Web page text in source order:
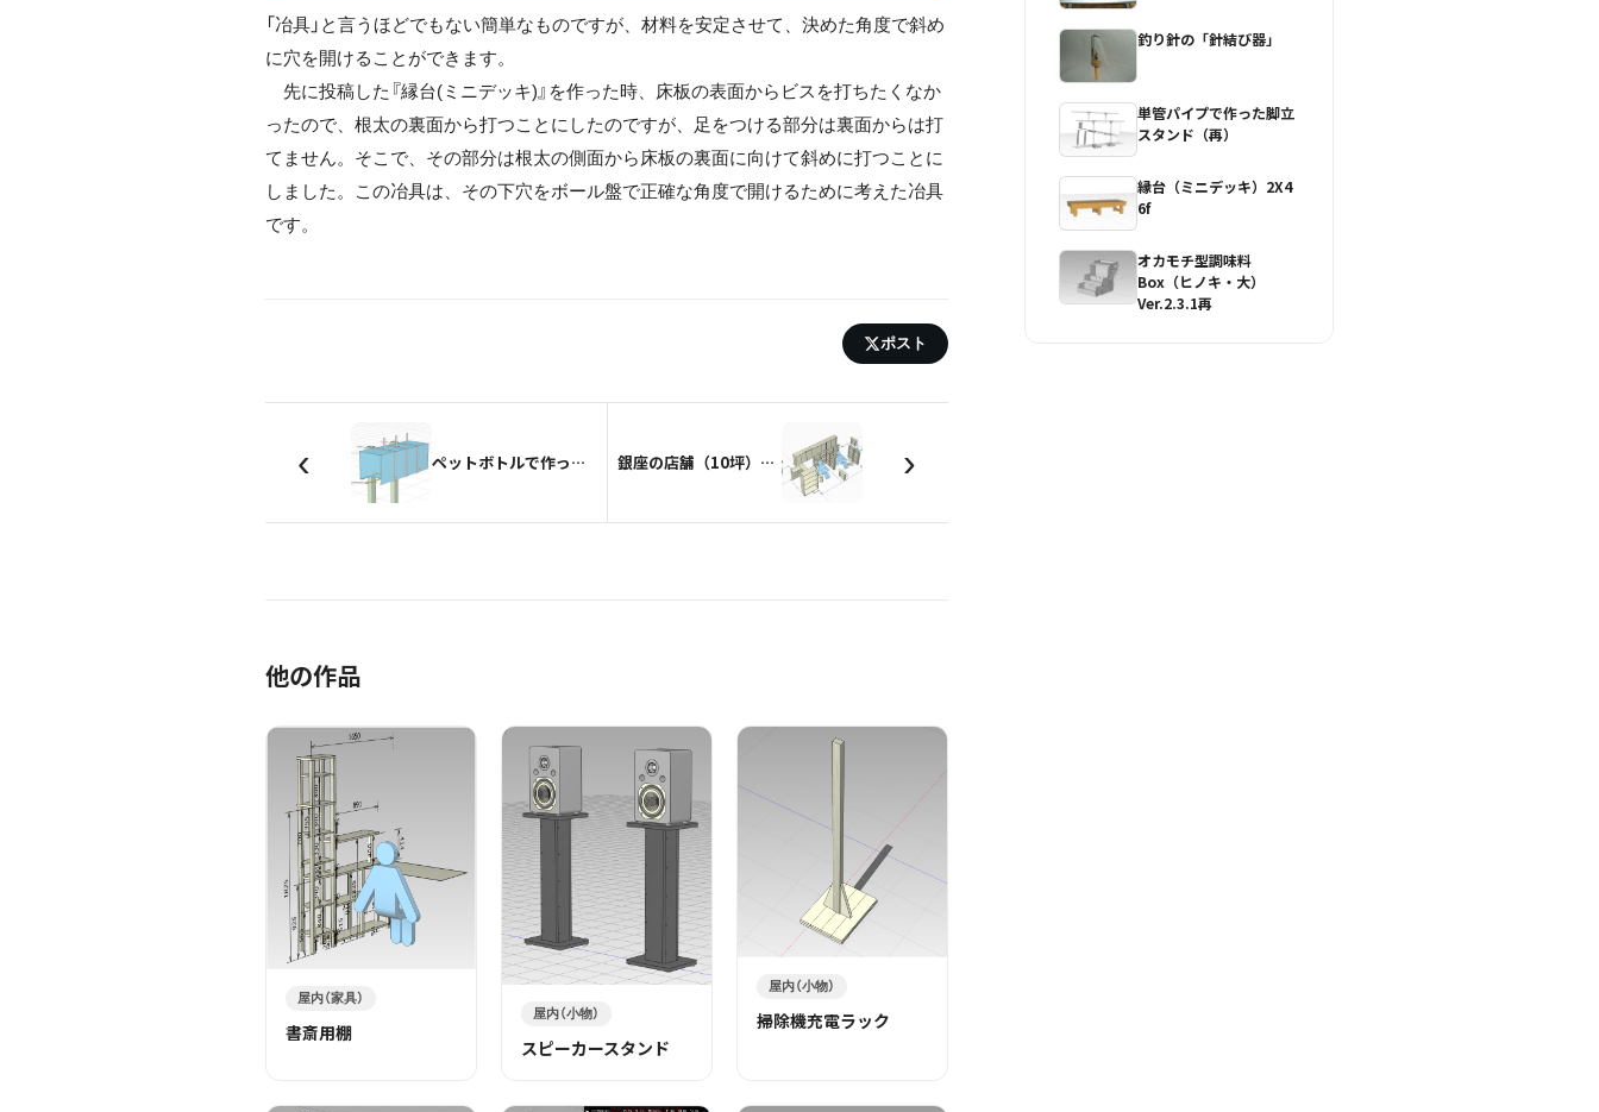
「冶具」と言うほどでもない簡単なものですが、材料を安定させて、決めた角度で斜め
に穴を開けることができます。
先に投稿した『縁台(ミニデッキ)』を作った時、床板の表面からビスを打ちたくなか
ったので、根太の裏面から打つことにしたのですが、足をつける部分は裏面からは打
てません。そこで、その部分は根太の側面から床板の裏面に向けて斜めに打つことに
しました。この冶具は、その下穴をボール盤で正確な角度で開けるために考えた冶具
です。
ポスト
‹ ペットボトルで作った野鳥の餌台（改良版） 銀座の店舗（10坪）をDIYで立ち上げ！ ›
他の作品
屋内（家具）
書斎用棚
屋内（小物）
スピーカースタンド
屋内（小物）
掃除機充電ラック
釣り針の「針結び器」
単管パイプで作った脚立
スタンド（再）
縁台（ミニデッキ）2X4
6f
オカモチ型調味料
Box（ヒノキ・大）
Ver.2.3.1再